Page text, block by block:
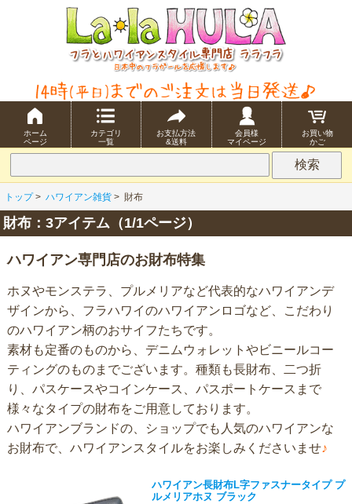
ホーム
ページ
カテゴリ
一覧
お支払方法
&送料
会員様
マイページ
お買い物
かご
トップ> ハワイアン雑貨 > 財布
財布：3アイテム（1/1ページ）
ハワイアン専門店のお財布特集
ホヌやモンステラ、プルメリアなど代表的なハワイアンデ
ザインから、フラハワイのハワイアンロゴなど、こだわり
のハワイアン柄のおサイフたちです。
素材も定番のものから、デニムウォレットやビニールコー
ティングのものまでございます。種類も長財布、二つ折
り、パスケースやコインケース、パスポートケースまで
様々なタイプの財布をご用意しております。
ハワイアンブランドの、ショップでも人気のハワイアンな
お財布で、ハワイアンスタイルをお楽しみくださいませ♪
ハワイアン長財布L字ファスナータイプ プ
ルメリアホヌ ブラック